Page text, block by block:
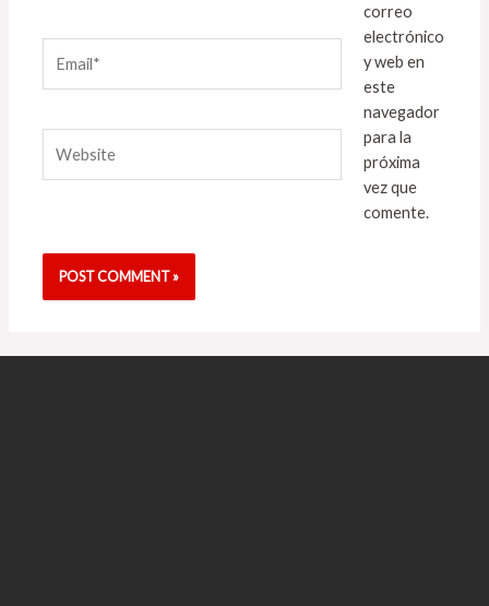
correo
electrónico
y web en
este
navegador
para la
próxima
vez que
comente.